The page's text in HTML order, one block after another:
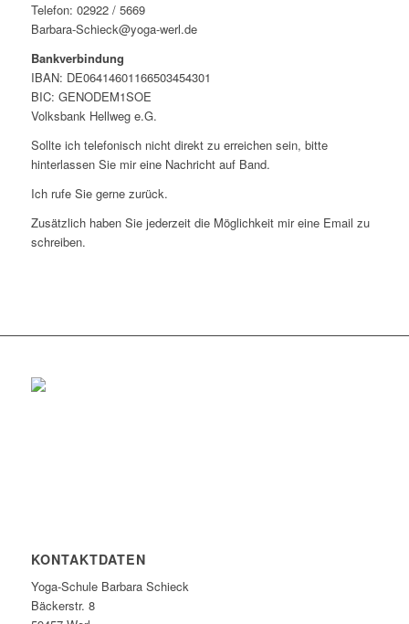
Telefon: 02922 / 5669
Barbara-Schieck@yoga-werl.de
Bankverbindung
IBAN: DE06414601166503454301
BIC: GENODEM1SOE
Volksbank Hellweg e.G.
Sollte ich telefonisch nicht direkt zu erreichen sein, bitte
hinterlassen Sie mir eine Nachricht auf Band.
Ich rufe Sie gerne zurück.
Zusätzlich haben Sie jederzeit die Möglichkeit mir eine Email zu
schreiben.
KONTAKTDATEN
Yoga-Schule Barbara Schieck
Bäckerstr. 8